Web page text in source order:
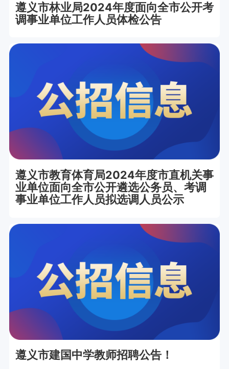
遵义市林业局2024年度面向全市公开考
调事业单位工作人员体检公告
遵义市教育体育局2024年度市直机关事
业单位面向全市公开遴选公务员、考调
事业单位工作人员拟选调人员公示
遵义市建国中学教师招聘公告！